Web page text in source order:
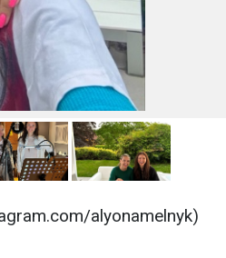
alyonamelnyk)